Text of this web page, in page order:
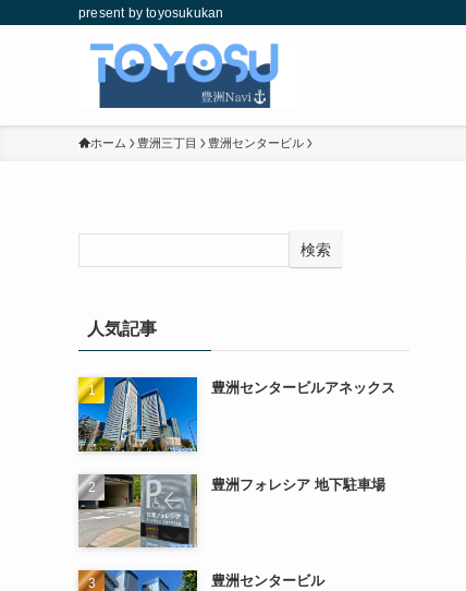
present by toyosukukan
ホーム 豊洲三丁目 豊洲センタービル
検索
人気記事
豊洲センタービルアネックス
豊洲フォレシア 地下駐車場
豊洲センタービル